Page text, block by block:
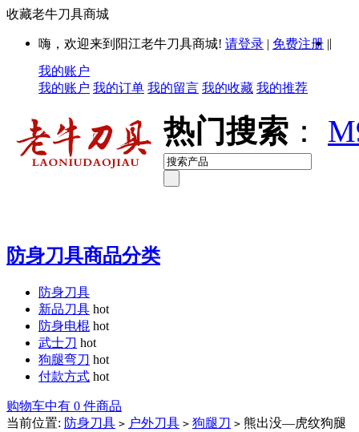
收藏老牛刀具商城
嗨，欢迎来到阳江老牛刀具商城! 请登录 | 免费注册 ||
我的账户
我的账户 我的订单 我的留言 我的收藏 我的推荐
热门搜索 ：
防身刀具商品分类
防身刀具
新品刀具 hot
防身电棍 hot
武士刀 hot
狗腿弯刀 hot
付款方式 hot
购物车中有 0 件商品
当前位置: 防身刀具 > 户外刀具 > 狗腿刀 > 熊出没—虎纹狗腿